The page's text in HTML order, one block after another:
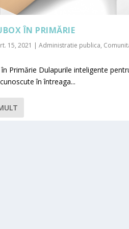
ÎN PRIMĂRIE
15, 2021 |Administratie publica,
Primărie Dulapurile inteligente
în întreaga...